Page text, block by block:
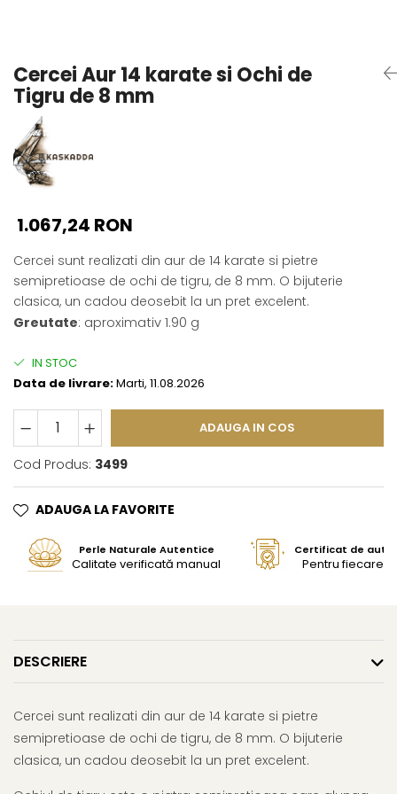
Pandantive cu Perle
Brose cu Perle
Cercei Aur 14 karate si Ochi de
Tigru de 8 mm
1.067,24 RON
Cercei sunt realizati din aur de 14 karate si pietre
semipretioase de ochi de tigru, de 8 mm. O bijuterie
clasica, un cadou deosebit la un pret excelent.
Greutate: aproximativ 1.90 g
IN STOC
Data de livrare:Marti, 11.08.2026
ADAUGA IN COS
Cod Produs: 3499
ADAUGA LA FAVORITE
Perle Naturale Autentice
Calitate verificată manual
Certificat de
Pentru fiecare
DESCRIERE
Cercei sunt realizati din aur de 14 karate si pietre
semipretioase de ochi de tigru, de 8 mm. O bijuterie
clasica, un cadou deosebit la un pret excelent.